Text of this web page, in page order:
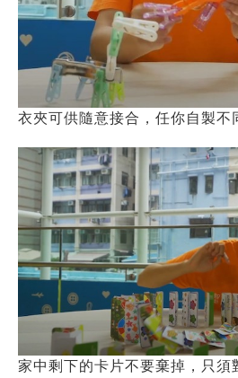
衣夾可供隨意接合，任你自製不
家中剩下的卡片不要棄掉，只須